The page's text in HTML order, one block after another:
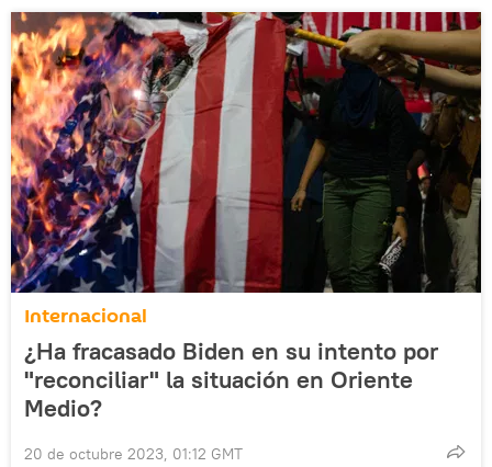
Internacional
¿Ha fracasado Biden en su intento por
"reconciliar" la situación en Oriente
Medio?
20 de octubre 2023, 01:12 GMT